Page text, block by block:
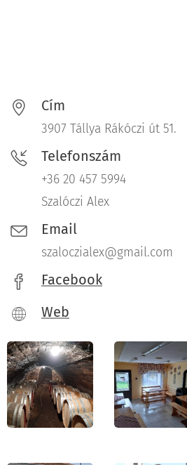
Cím
3907 Tállya Rákóczi út 51.
Telefonszám
+36 20 457 5994
Szalóczi Alex
Email
szaloczialex@gmail.com
Facebook
Web